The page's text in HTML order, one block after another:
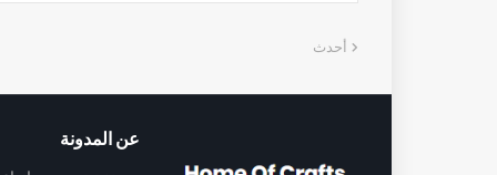
أحدث
عن المدونة